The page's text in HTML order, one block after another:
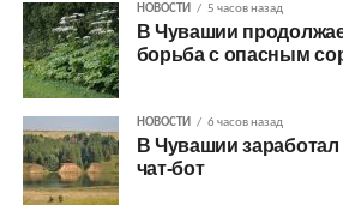
НОВОСТИ 5 часов назад
В Чувашии
борьба с опасным
НОВОСТИ 6 часов назад
В Чувашии заработал
чат-бот